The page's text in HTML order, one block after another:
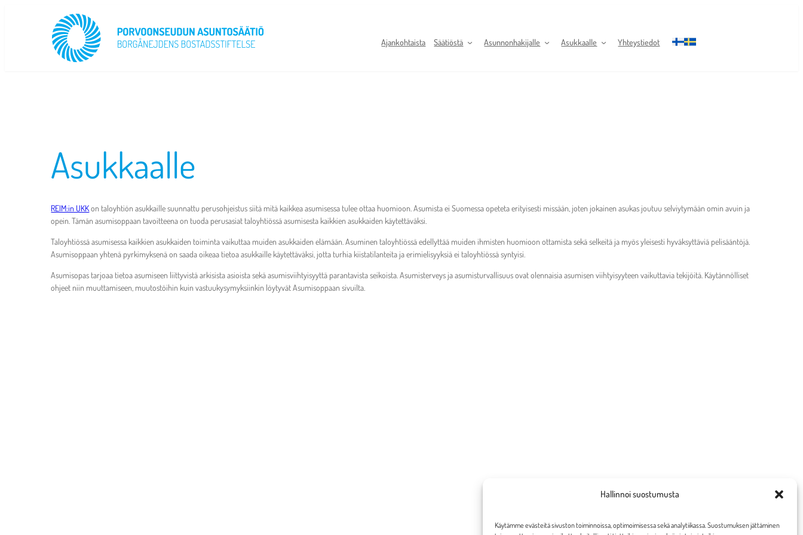
Hallinnoi suostumusta
Käytämme evästeitä sivuston toiminnoissa, optimoimisessa sekä analytiikassa. Suostumuksen jättäminen
Ajankohtaista
Säätiöstä Asunnonhakijalle Asukkaalle Yhteystiedot
Asukkaalle
REIM:in UKKon taloyhtiön asukkaille suunnattu perusohjeistus siitä mitä kaikkea asumisessa tulee ottaa huomioon. Asumista ei Suomessa opeteta erityisesti missään, joten jokainen asukas joutuu selviytymään omin avuin ja
opein. Tämän asumisoppaan tavoitteena on tuoda perusasiat taloyhtiössä asumisesta kaikkien asukkaiden käytettäväksi.
Taloyhtiössä asumisessa kaikkien asukkaiden toiminta vaikuttaa muiden asukkaiden elämään. Asuminen taloyhtiössä edellyttää muiden ihmisten huomioon ottamista sekä selkeitä ja myös yleisesti hyväksyttäviä pelisääntöjä.
Asumisoppaan yhtenä pyrkimyksenä on saada oikeaa tietoa asukkaille käytettäväksi, jotta turhia kiistatilanteita ja erimielisyyksiä ei taloyhtiössä syntyisi.
Asumisopas tarjoaa tietoa asumiseen liittyvistä arkisista asioista sekä asumisviihtyisyyttä parantavista seikoista. Asumisterveys ja asumisturvallisuus ovat olennaisia asumisen viihtyisyyteen vaikuttavia tekijöitä. Käytännölliset
ohjeet niin muuttamiseen, muutostöihin kuin vastuukysymyksiinkin löytyvät Asumisoppaan sivuilta.